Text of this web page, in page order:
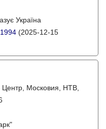
Україна
(2025-12-15
Московия, НТВ,